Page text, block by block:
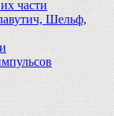
части
Шельф,